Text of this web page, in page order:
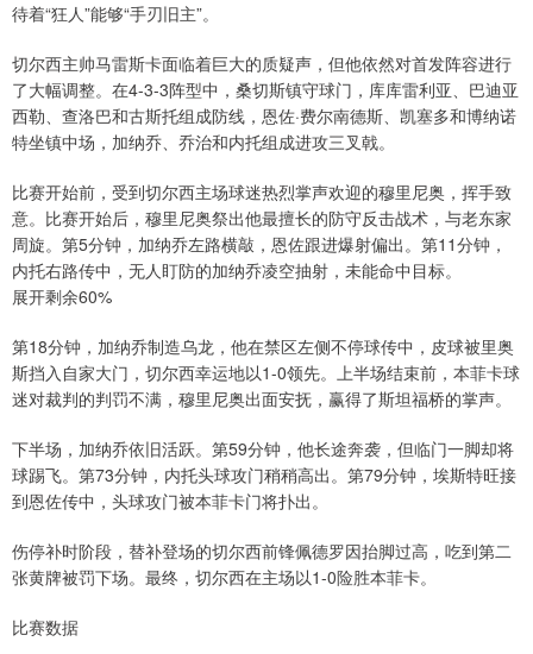
待着“狂人”能够“手刃旧主”。
切尔西主帅马雷斯卡面临着巨大的质疑声，但他依然对首发阵容进行
了大幅调整。在4-3-3阵型中，桑切斯镇守球门，库库雷利亚、巴迪亚
西勒、查洛巴和古斯托组成防线，恩佐·费尔南德斯、凯塞多和博纳诺
特坐镇中场，加纳乔、乔治和内托组成进攻三叉戟。
比赛开始前，受到切尔西主场球迷热烈掌声欢迎的穆里尼奥，挥手致
意。比赛开始后，穆里尼奥祭出他最擅长的防守反击战术，与老东家
周旋。第5分钟，加纳乔左路横敲，恩佐跟进爆射偏出。第11分钟，
内托右路传中，无人盯防的加纳乔凌空抽射，未能命中目标。
展开剩余60%
第18分钟，加纳乔制造乌龙，他在禁区左侧不停球传中，皮球被里奥
斯挡入自家大门，切尔西幸运地以1-0领先。上半场结束前，本菲卡球
迷对裁判的判罚不满，穆里尼奥出面安抚，赢得了斯坦福桥的掌声。
下半场，加纳乔依旧活跃。第59分钟，他长途奔袭，但临门一脚却将
球踢飞。第73分钟，内托头球攻门稍稍高出。第79分钟，埃斯特旺接
到恩佐传中，头球攻门被本菲卡门将扑出。
伤停补时阶段，替补登场的切尔西前锋佩德罗因抬脚过高，吃到第二
张黄牌被罚下场。最终，切尔西在主场以1-0险胜本菲卡。
比赛数据